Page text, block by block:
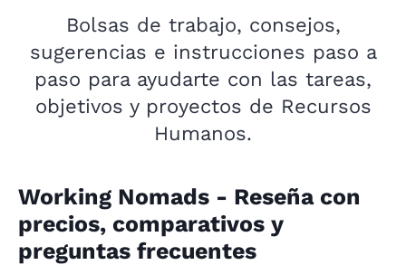
Bolsas de trabajo, consejos,
sugerencias e instrucciones paso a
paso para ayudarte con las tareas,
objetivos y proyectos de Recursos
Humanos.
Working Nomads - Reseña con
precios, comparativos y
preguntas frecuentes